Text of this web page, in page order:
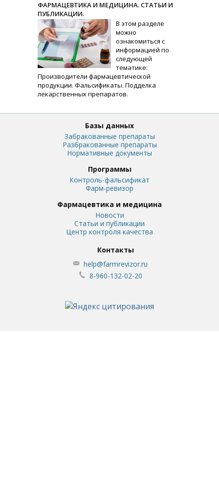
ФАРМАЦЕВТИКА И МЕДИЦИНА. СТАТЬИ И
ПУБЛИКАЦИИ.
В этом разделе
можно
ознакомиться с
информацией по
следующей
тематике:
Производители фармацевтической
продукции. Фальсификаты. Подделка
лекарственных препаратов.
Базы данных
Забракованные препараты
Разбракованные препараты
Нормативные документы
Программы
Контроль-фальсификат
Фарм-ревизор
Фармацевтика и медицина
Новости
Статьи и публикации
Центр контроля качества
Контакты
help@farmrevizor.ru
8-960-132-02-20